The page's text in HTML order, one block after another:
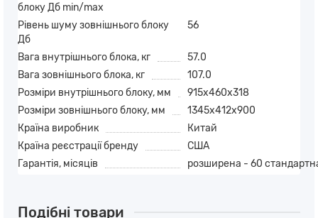
блоку Дб min/max
Рівень шуму зовнішнього блоку
Дб
56
Вага внутрішнього блока, кг
57.0
Вага зовнішнього блока, кг
107.0
Розміри внутрішнього блоку, мм
915х460х318
Розміри зовнішнього блоку, мм
1345х412х900
Країна виробник
Китай
Країна реєстрації бренду
США
Гарантія, місяців
розширена - 60
Подібні товари